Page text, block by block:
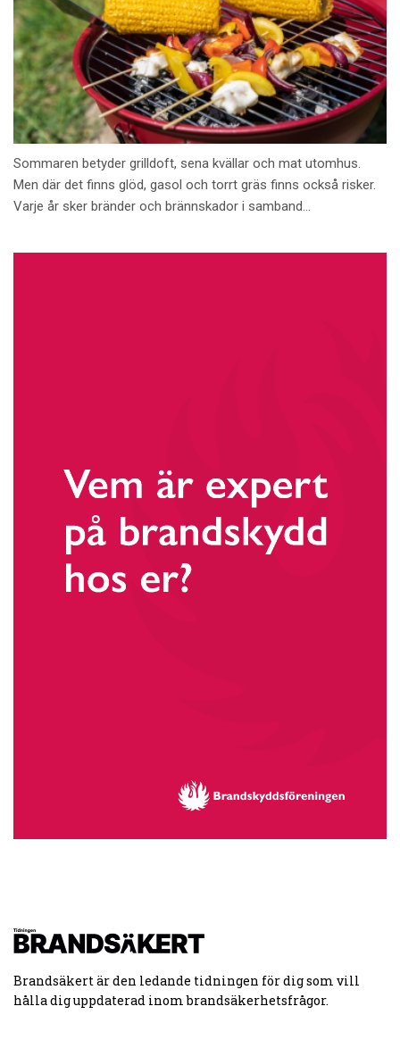
Sommaren betyder grilldoft, sena kvällar och mat utomhus.
Men där det finns glöd, gasol och torrt gräs finns också risker.
Varje år sker bränder och brännskador i samband...
Brandsäkert är den ledande tidningen för dig som vill
hålla dig uppdaterad inom brandsäkerhetsfrågor.